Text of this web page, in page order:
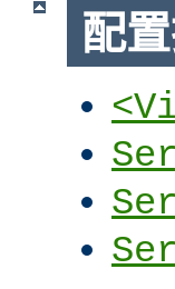
配